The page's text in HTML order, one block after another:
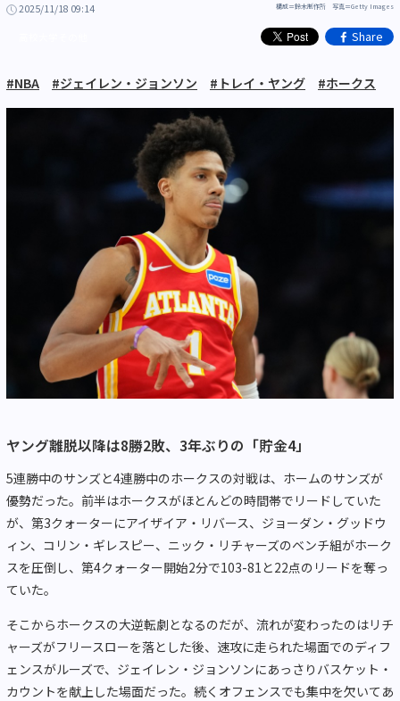
2025/11/18 09:14 構成＝鈴木制作所 写真＝Getty Images
Share
#NBA #ジェイレン・ジョンソン #トレイ・ヤング #ホークス
ヤング離脱以降は8勝2敗、3年ぶりの「貯金4」
5連勝中のサンズと4連勝中のホークスの対戦は、ホームのサンズが
優勢だった。前半はホークスがほとんどの時間帯でリードしていた
が、第3クォーターにアイザイア・リバース、ジョーダン・グッドウ
ィン、コリン・ギレスピー、ニック・リチャーズのベンチ組がホーク
スを圧倒し、第4クォーター開始2分で103-81と22点のリードを奪っ
ていた。
そこからホークスの大逆転劇となるのだが、流れが変わったのはリチ
ャーズがフリースローを落とした後、速攻に走られた場面でのディフ
ェンスがルーズで、ジェイレン・ジョンソンにあっさりバスケット・
カウントを献上した場面だった。続くオフェンスでも集中を欠いてあ